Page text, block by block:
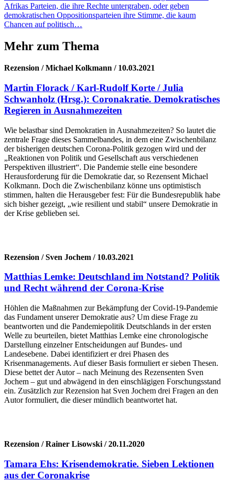
Afrikas Parteien, die ihre Rechte untergraben, oder geben
demokratischen Oppositionsparteien ihre Stimme, die kaum
Chancen auf politisch…
Mehr zum Thema
Rezension / Michael Kolkmann / 10.03.2021
Martin Florack / Karl-Rudolf Korte / Julia
Schwanholz (Hrsg.): Coronakratie. Demokratisches
Regieren in Ausnahmezeiten
Wie belastbar sind Demokratien in Ausnahmezeiten? So lautet die
zentrale Frage dieses Sammelbandes, in dem eine Zwischenbilanz
der bisherigen deutschen Corona-Politik gezogen wird und der
„Reaktionen von Politik und Gesellschaft aus verschiedenen
Perspektiven illustriert“. Die Pandemie stelle eine besondere
Herausforderung für die Demokratie dar, so Rezensent Michael
Kolkmann. Doch die Zwischenbilanz könne uns optimistisch
stimmen, halten die Herausgeber fest: Für die Bundesrepublik habe
sich bisher gezeigt, „wie resilient und stabil“ unsere Demokratie in
der Krise geblieben sei.
Rezension / Sven Jochem / 10.03.2021
Matthias Lemke: Deutschland im Notstand? Politik
und Recht während der Corona-Krise
Höhlen die Maßnahmen zur Bekämpfung der Covid-19-Pandemie
das Fundament unserer Demokratie aus? Um diese Frage zu
beantworten und die Pandemiepolitik Deutschlands in der ersten
Welle zu beurteilen, bietet Matthias Lemke eine chronologische
Darstellung einzelner Entscheidungen auf Bundes- und
Landesebene. Dabei identifiziert er drei Phasen des
Krisenmanagements. Auf dieser Basis formuliert er sieben Thesen.
Diese bettet der Autor – nach Meinung des Rezensenten Sven
Jochem – gut und abwägend in den einschlägigen Forschungsstand
ein. Zusätzlich zur Rezension hat Sven Jochem drei Fragen an den
Autor formuliert, die dieser mündlich beantwortet hat.
Rezension / Rainer Lisowski / 20.11.2020
Tamara Ehs: Krisendemokratie. Sieben Lektionen
aus der Coronakrise